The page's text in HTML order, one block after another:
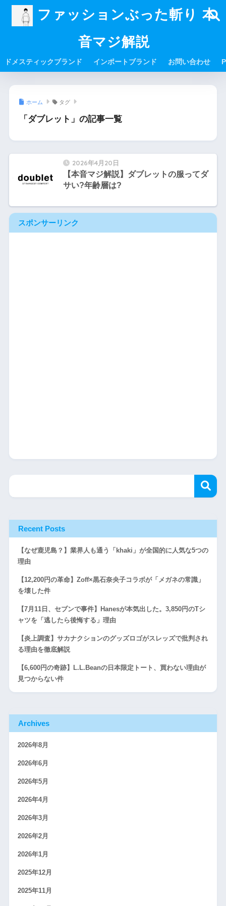
ファッションぶった斬り 本
音マジ解説
ドメスティックブランド インポートブランド お問い合わせ
ホーム タグ
「ダブレット」の記事一覧
2026年4月20日
【本音マジ解説】ダブレットの服ってダ
サい?年齢層は?
スポンサーリンク
Recent Posts
【なぜ鹿児島？】業界人も通う「khaki」が全国的に人気な5つの
理由
【12,200円の革命】Zoff×黒石奈央子コラボが「メガネの常識」
を壊した件
【7月11日、セブンで事件】Hanesが本気出した。3,850円のTシ
ャツを「逃したら後悔する」理由
【炎上調査】サカナクションのグッズロゴがスレッズで批判され
る理由を徹底解説
【6,600円の奇跡】L.L.Beanの日本限定トート、買わない理由が
見つからない件
Archives
2026年8月
2026年6月
2026年5月
2026年4月
2026年3月
2026年2月
2026年1月
2025年12月
2025年11月